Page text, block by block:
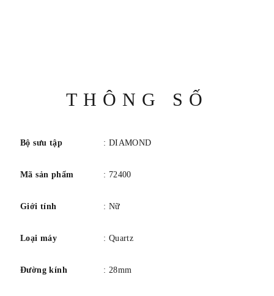
THÔNG SỐ
Bộ sưu tập : DIAMOND
Mã sản phẩm : 72400
Giới tính : Nữ
Loại máy : Quartz
Đường kính : 28mm